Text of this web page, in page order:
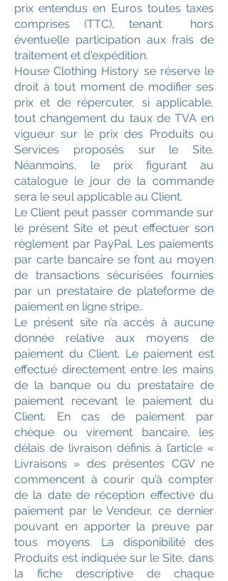
prix entendus en Euros toutes taxes
comprises (TTC), tenant hors
éventuelle participation aux frais de
traitement et d'expédition.
House Clothing History se réserve le
droit à tout moment de modifier ses
prix et de répercuter, si applicable,
tout changement du taux de TVA en
vigueur sur le prix des Produits ou
Services proposés sur le Site.
Néanmoins, le prix figurant au
catalogue le jour de la commande
sera le seul applicable au Client.
Le Client peut passer commande sur
le présent Site et peut effectuer son
règlement par PayPal. Les paiements
par carte bancaire se font au moyen
de transactions sécurisées fournies
par un prestataire de plateforme de
paiement en ligne stripe..
Le présent site n’a accès à aucune
donnée relative aux moyens de
paiement du Client. Le paiement est
effectué directement entre les mains
de la banque ou du prestataire de
paiement recevant le paiement du
Client. En cas de paiement par
chèque ou virement bancaire, les
délais de livraison définis à l’article «
Livraisons » des présentes CGV ne
commencent à courir qu’à compter
de la date de réception effective du
paiement par le Vendeur, ce dernier
pouvant en apporter la preuve par
tous moyens. La disponibilité des
Produits est indiquée sur le Site, dans
la fiche descriptive de chaque